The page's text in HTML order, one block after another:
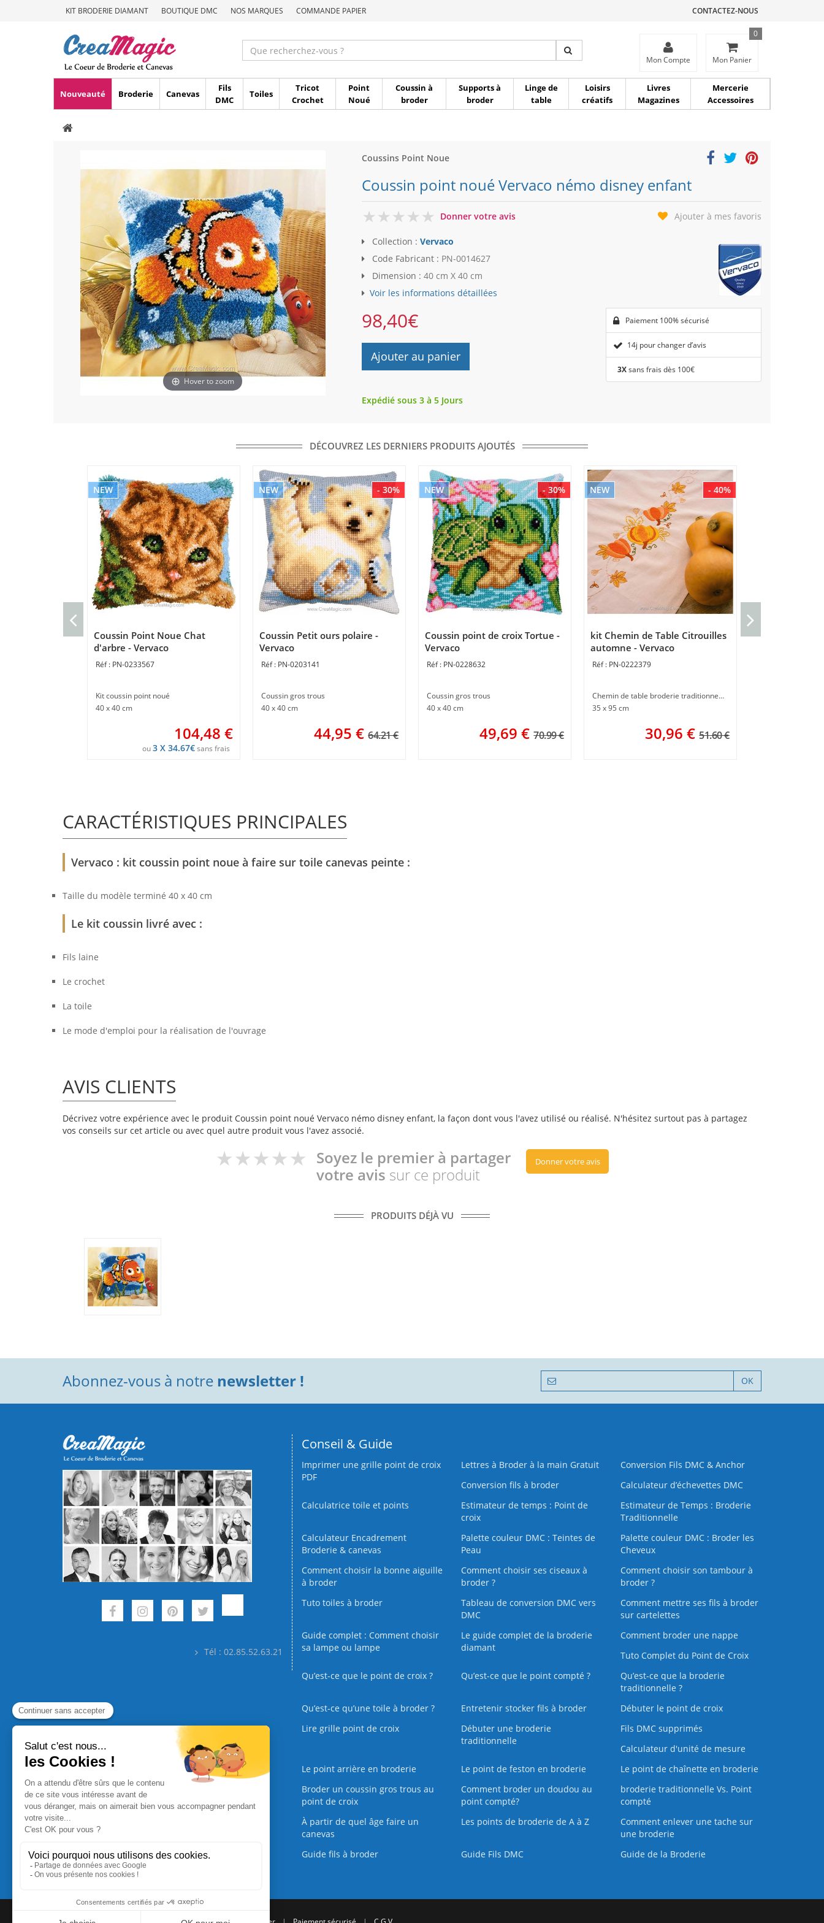
KIT BRODERIE DIAMANT BOUTIQUE DMC NOS MARQUES COMMANDE PAPIER CONTACTEZ-NOUS
Mon Compte Mon Panier
0
Nouveauté Broderie Canevas
Fils
DMC
Toiles
Tricot
Crochet
Point
Noué
Coussin à
broder
Supports à
broder
Linge de
table
Loisirs
créatifs
Livres
Magazines
Mercerie
Accessoires
Hover to zoom
Coussins Point Noue
Coussin point noué Vervaco némo disney enfant
0
Donner votre avis Ajouter à mes favoris
Collection : Vervaco
Code Fabricant : PN-0014627
Dimension : 40 cm X 40 cm
Voir les informations détaillées
98,40€
Ajouter au panier
Paiement 100% sécurisé
14j pour changer d’avis
3Xsans frais dès 100€
Expédié sous 3 à 5 Jours
DÉCOUVREZ LES DERNIERS PRODUITS AJOUTÉS
NEW
Coussin Point Noue Chat
d'arbre - Vervaco
PN-0233567
Kit coussin point noué
40 x 40 cm
104,48 €
ou3 X 34.67€sans frais
- 30%
NEW
Coussin Petit ours polaire -
Vervaco
PN-0203141
Coussin gros trous
40 x 40 cm
44,95 € 64.21 €
- 30%
NEW
Coussin point de croix Tortue -
Vervaco
PN-0228632
Coussin gros trous
40 x 40 cm
49,69 € 70.99 €
- 40%
NEW
kit Chemin de Table Citrouilles
automne - Vervaco
PN-0222379
Chemin de table broderie traditionnelle
35 x 95 cm
30,96 € 51.60 €
CARACTÉRISTIQUES PRINCIPALES
Vervaco : kit coussin point noue à faire sur toile canevas peinte :
Taille du modèle terminé 40 x 40 cm
Le kit coussin livré avec :
Fils laine
Le crochet
La toile
Le mode d'emploi pour la réalisation de l'ouvrage
AVIS CLIENTS
Décrivez votre expérience avec le produit Coussin point noué Vervaco némo disney enfant, la façon dont vous l'avez utilisé ou réalisé. N'hésitez surtout pas à partagez
vos conseils sur cet article ou avec quel autre produit vous l'avez associé.
Soyez le premier à partager
votre avis sur ce produit
Donner votre avis
PRODUITS DÉJÀ VU
Abonnez-vous à notre newsletter ! OK
Tél : 02.85.52.63.21
Conseil & Guide
Imprimer une grille point de croix
PDF
Lettres à Broder à la main Gratuit
Conversion Fils DMC & Anchor
Conversion fils à broder
Calculateur d’échevettes DMC
Calculatrice toile et points
Estimateur de temps : Point de
croix
Estimateur de Temps : Broderie
Traditionnelle
Calculateur Encadrement
Broderie & canevas
Palette couleur DMC : Teintes de
Peau
Palette couleur DMC : Broder les
Cheveux
Comment choisir la bonne aiguille
à broder
Comment choisir ses ciseaux à
broder ?
Comment choisir son tambour à
broder ?
Tuto toiles à broder
Tableau de conversion DMC vers
DMC
Comment mettre ses fils à broder
sur cartelettes
Guide complet : Comment choisir
sa lampe ou lampe
Le guide complet de la broderie
diamant
Comment broder une nappe
Tuto Complet du Point de Croix
Qu’est-ce que le point de croix ?
Qu’est-ce que le point compté ?
Qu’est-ce que la broderie
traditionnelle ?
Qu’est‑ce qu’une toile à broder ?
Entretenir stocker fils à broder
Débuter le point de croix
Lire grille point de croix
Débuter une broderie
traditionnelle
Fils DMC supprimés
Calculateur d'unité de mesure
Le point arrière en broderie
Le point de feston en broderie
Le point de chaînette en broderie
Broder un coussin gros trous au
point de croix
Comment broder un doudou au
point compté?
broderie traditionnelle Vs. Point
compté
À partir de quel âge faire un
canevas
Les points de broderie de A à Z
Comment enlever une tache sur
une broderie
Guide fils à broder
Guide Fils DMC Guide de la Broderie